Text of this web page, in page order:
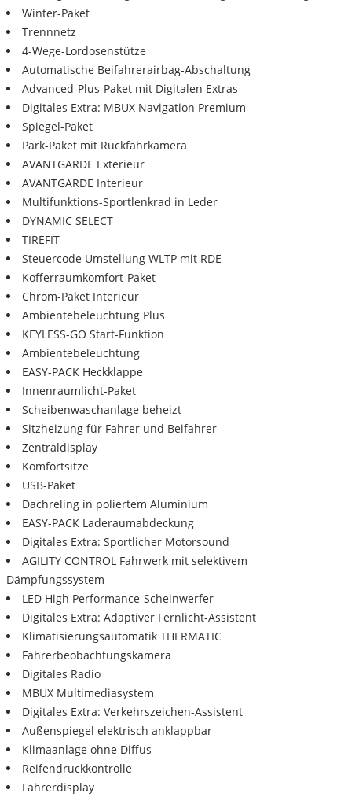
Winter-Paket
Trennnetz
4-Wege-Lordosenstütze
Automatische Beifahrerairbag-Abschaltung
Advanced-Plus-Paket mit Digitalen Extras
Digitales Extra: MBUX Navigation Premium
Spiegel-Paket
Park-Paket mit Rückfahrkamera
AVANTGARDE Exterieur
AVANTGARDE Interieur
Multifunktions-Sportlenkrad in Leder
DYNAMIC SELECT
TIREFIT
Steuercode Umstellung WLTP mit RDE
Kofferraumkomfort-Paket
Chrom-Paket Interieur
Ambientebeleuchtung Plus
KEYLESS-GO Start-Funktion
Ambientebeleuchtung
EASY-PACK Heckklappe
Innenraumlicht-Paket
Scheibenwaschanlage beheizt
Sitzheizung für Fahrer und Beifahrer
Zentraldisplay
Komfortsitze
USB-Paket
Dachreling in poliertem Aluminium
EASY-PACK Laderaumabdeckung
Digitales Extra: Sportlicher Motorsound
AGILITY CONTROL Fahrwerk mit selektivem
Dämpfungssystem
LED High Performance-Scheinwerfer
Digitales Extra: Adaptiver Fernlicht-Assistent
Klimatisierungsautomatik THERMATIC
Fahrerbeobachtungskamera
Digitales Radio
MBUX Multimediasystem
Digitales Extra: Verkehrszeichen-Assistent
Außenspiegel elektrisch anklappbar
Klimaanlage ohne Diffus
Reifendruckkontrolle
Fahrerdisplay